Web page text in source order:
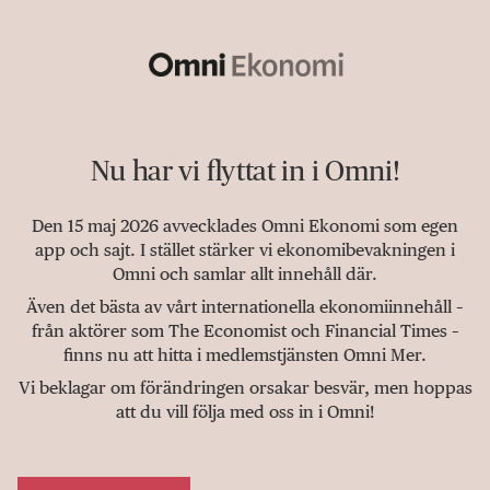
Nu har vi flyttat in i Omni!
Den 15 maj 2026 avvecklades Omni Ekonomi som egen
app och sajt. I stället stärker vi ekonomibevakningen i
Omni och samlar allt innehåll där.
Även det bästa av vårt internationella ekonomiinnehåll –
från aktörer som The Economist och Financial Times –
finns nu att hitta i medlemstjänsten Omni Mer.
Vi beklagar om förändringen orsakar besvär, men hoppas
att du vill följa med oss in i Omni!